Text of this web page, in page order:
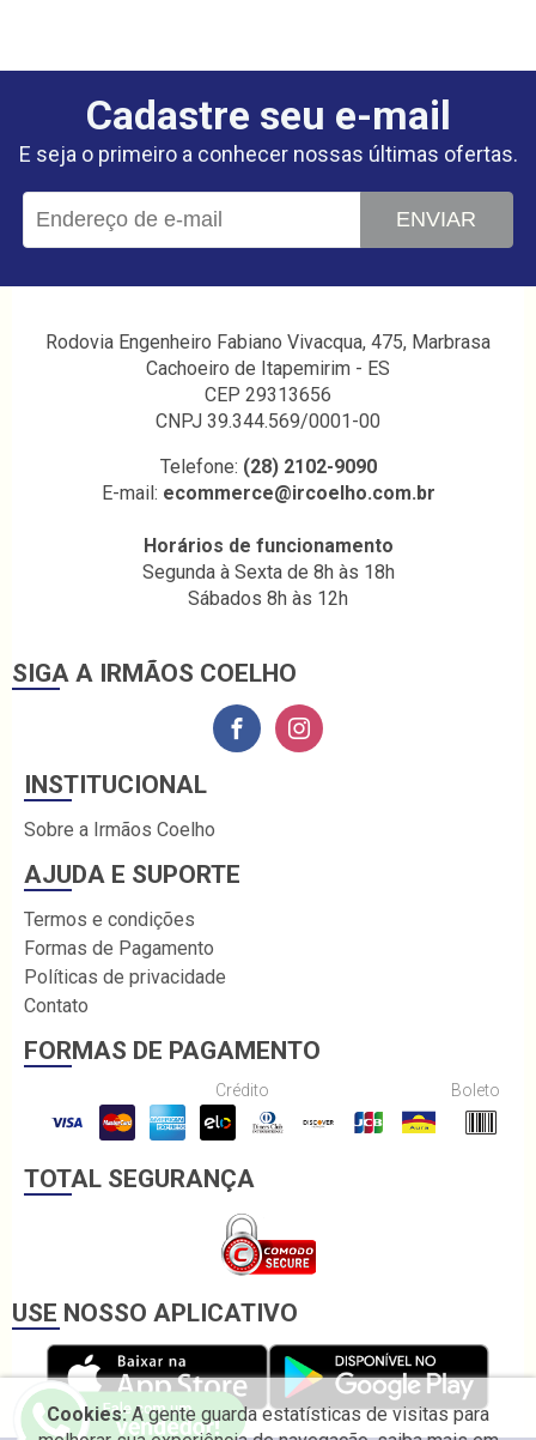
Cadastre seu e-mail
E seja o primeiro a conhecer nossas últimas ofertas.
ENVIAR
Rodovia Engenheiro Fabiano Vivacqua, 475, Marbrasa
Cachoeiro de Itapemirim - ES
CEP 29313656
CNPJ 39.344.569/0001-00
Telefone: (28) 2102-9090
E-mail: ecommerce@ircoelho.com.br
Horários de funcionamento
Segunda à Sexta de 8h às 18h
Sábados 8h às 12h
SIGA A IRMÃOS COELHO
INSTITUCIONAL
Sobre a Irmãos Coelho
AJUDA E SUPORTE
Termos e condições
Formas de Pagamento
Políticas de privacidade
Contato
FORMAS DE PAGAMENTO
Crédito Boleto
TOTAL SEGURANÇA
USE NOSSO APLICATIVO
Cookies:A gente guarda estatísticas de visitas para